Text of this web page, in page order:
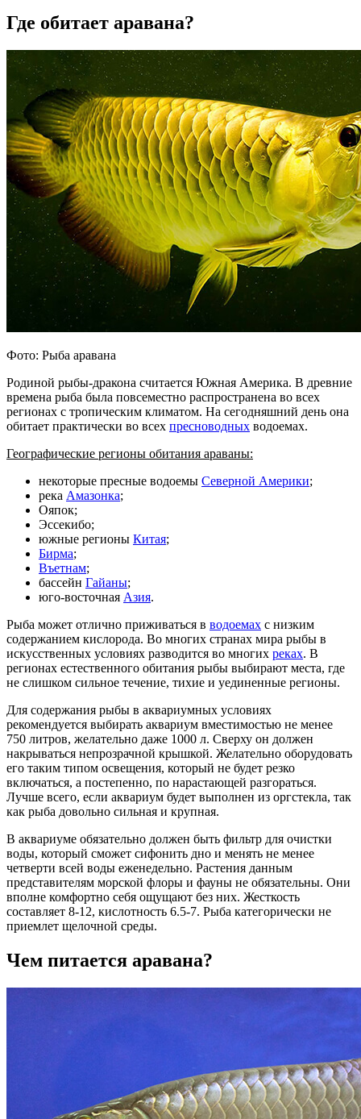
Где обитает аравана?
Фото: Рыба аравана
Родиной рыбы-дракона считается Южная Америка. В древние
времена рыба была повсеместно распространена во всех
регионах с тропическим климатом. На сегодняшний день она
обитает практически во всех пресноводных водоемах.
Географические регионы обитания араваны:
некоторые пресные водоемы Северной Америки;
река Амазонка;
Ояпок;
Эссекибо;
южные регионы Китая;
Бирма;
Въетнам;
бассейн Гайаны;
юго-восточная Азия.
Рыба может отлично приживаться в водоемах с низким
содержанием кислорода. Во многих странах мира рыбы в
искусственных условиях разводится во многих реках. В
регионах естественного обитания рыбы выбирают места, где
не слишком сильное течение, тихие и уединенные регионы.
Для содержания рыбы в аквариумных условиях
рекомендуется выбирать аквариум вместимостью не менее
750 литров, желательно даже 1000 л. Сверху он должен
накрываться непрозрачной крышкой. Желательно оборудовать
его таким типом освещения, который не будет резко
включаться, а постепенно, по нарастающей разгораться.
Лучше всего, если аквариум будет выполнен из оргстекла, так
как рыба довольно сильная и крупная.
В аквариуме обязательно должен быть фильтр для очистки
воды, который сможет сифонить дно и менять не менее
четверти всей воды еженедельно. Растения данным
представителям морской флоры и фауны не обязательны. Они
вполне комфортно себя ощущают без них. Жесткость
составляет 8-12, кислотность 6.5-7. Рыба категорически не
приемлет щелочной среды.
Чем питается аравана?